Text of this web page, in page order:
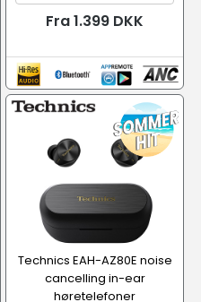
Fra 1.399 DKK
Technics EAH-AZ80E noise
cancelling in-ear
høretelefoner